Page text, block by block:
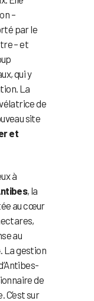
–
par le
– et
qui y
La
de
site
et
à
, la
au cœur
au
La gestion
de
C’est sur